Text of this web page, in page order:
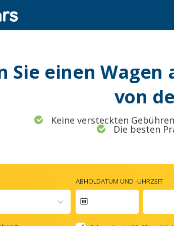
Sie einen
von
Keine versteckten Gebühren
Die besten
ABHOLDATUM UND -UHRZEIT